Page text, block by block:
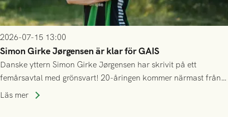
2026-07-15 13:00
Simon Girke Jørgensen är klar för GAIS
Danske yttern Simon Girke Jørgensen har skrivit på ett
femårsavtal med grönsvart! 20-åringen kommer närmast från
spel i färöiska Skála IF.
Läs mer